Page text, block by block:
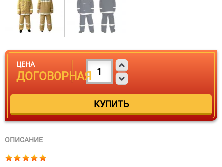
ЦЕНА
ДОГОВОРНАЯ
ОПИСАНИЕ